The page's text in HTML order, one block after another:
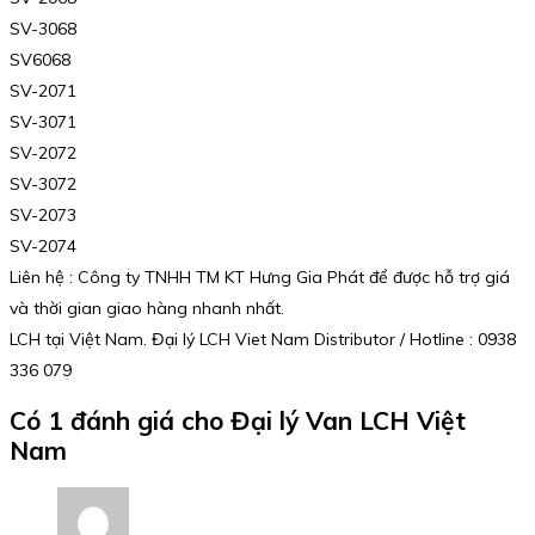
SV-3068
SV6068
SV-2071
SV-3071
SV-2072
SV-3072
SV-2073
SV-2074
Liên hệ : Công ty TNHH TM KT Hưng Gia Phát để được hỗ trợ giá
và thời gian giao hàng nhanh nhất.
LCH tại Việt Nam. Đại lý LCH Viet Nam Distributor / Hotline : 0938
336 079
Có 1 đánh giá cho Đại lý Van LCH Việt
Nam